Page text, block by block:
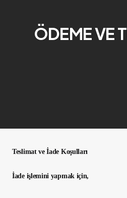
ÖDEME VE
Teslimat ve İade Koşulları
İade işlemini yapmak için,